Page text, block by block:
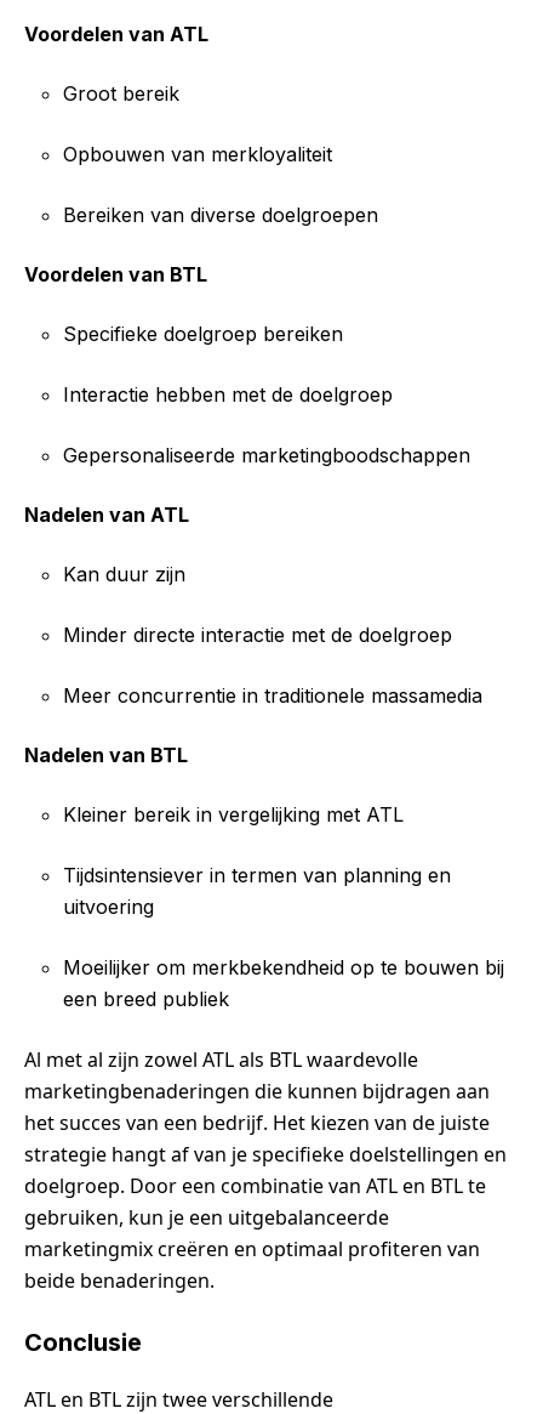
Voordelen van ATL
Groot bereik
Opbouwen van merkloyaliteit
Bereiken van diverse doelgroepen
Voordelen van BTL
Specifieke doelgroep bereiken
Interactie hebben met de doelgroep
Gepersonaliseerde marketingboodschappen
Nadelen van ATL
Kan duur zijn
Minder directe interactie met de doelgroep
Meer concurrentie in traditionele massamedia
Nadelen van BTL
Kleiner bereik in vergelijking met ATL
Tijdsintensiever in termen van planning en
uitvoering
Moeilijker om merkbekendheid op te bouwen bij
een breed publiek
Al met al zijn zowel ATL als BTL waardevolle
marketingbenaderingen die kunnen bijdragen aan
het succes van een bedrijf. Het kiezen van de juiste
strategie hangt af van je specifieke doelstellingen en
doelgroep. Door een combinatie van ATL en BTL te
gebruiken, kun je een uitgebalanceerde
marketingmix creëren en optimaal profiteren van
beide benaderingen.
Conclusie
ATL en BTL zijn twee verschillende